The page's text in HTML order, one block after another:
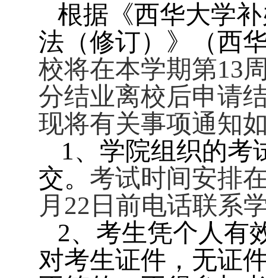
根据《西华大学
法（修订）》（西
校将在本学期第13
分结业离校后申请
现将有关事项通知
1、学院组织的考
交。 考试时间安排
月 22 日前电话联系
2、考生凭个人有
对考生证件，无证